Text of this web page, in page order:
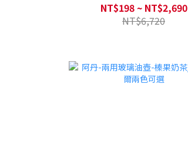
NT$198 ~ NT$2,690
NT$6,720